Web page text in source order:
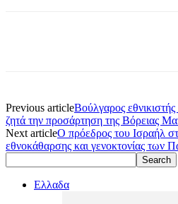
Previous articleΒούλγαρος
ζητά την προσάρτηση της Βόρειας
Next articleΟ πρόεδρος του Ισραήλ
εθνοκάθαρσης και γενοκτονίας των
Ελλαδα